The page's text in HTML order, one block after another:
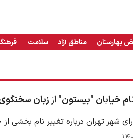
بهارستان مناطق آزاد سلامت
خیابان "بیستون" از زبان
شهر تهران درباره تغییر نام بخشی